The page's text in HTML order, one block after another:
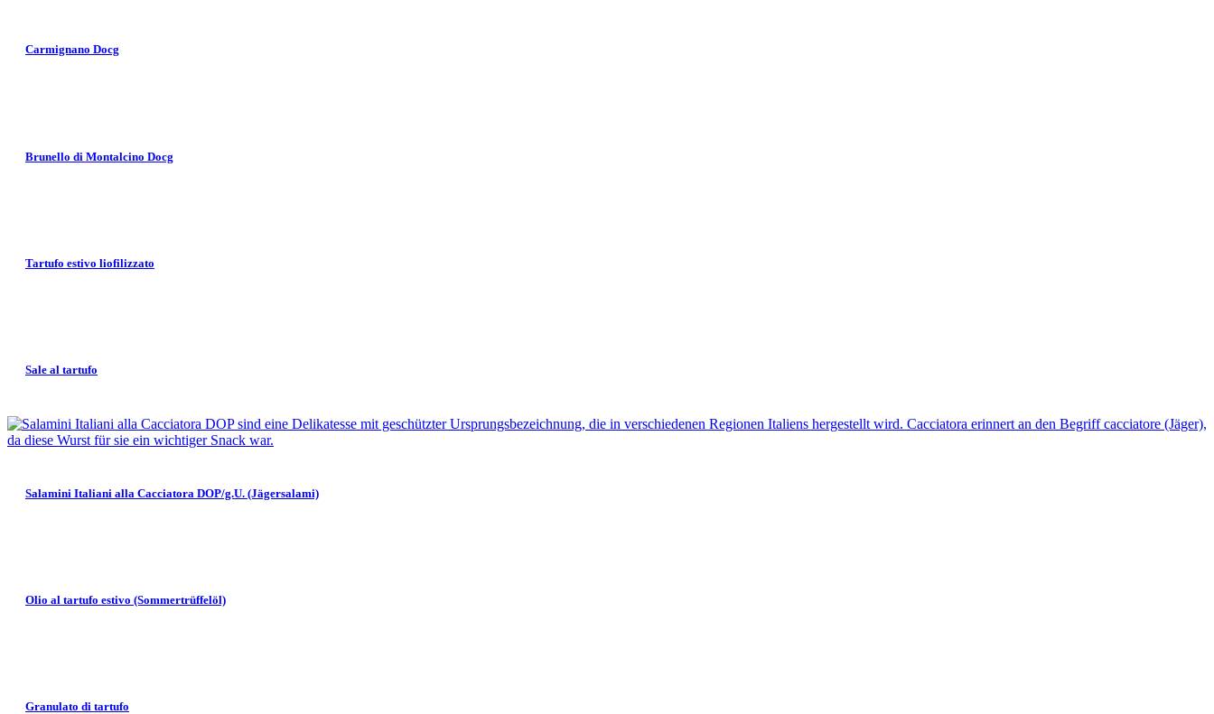
Carmignano Docg
Brunello di Montalcino Docg
Tartufo estivo liofilizzato
Sale al tartufo
Salamini Italiani alla Cacciatora DOP/g.U. (Jägersalami)
Olio al tartufo estivo (Sommertrüffelöl)
Granulato di tartufo